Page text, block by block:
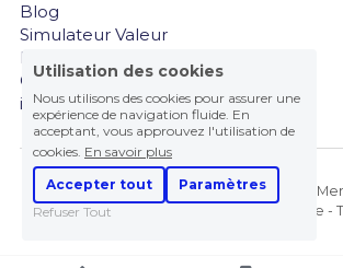
Blog
Simulateur Valeur
Locative
Comprendre l'expertise
immobilière
Imovalio © 2025. Tous droits réservés.
Versailles - Val d'Oise Lille -
Utilisation des cookies
Nous utilisons des cookies pour assurer une
expérience de navigation fluide. En
acceptant, vous approuvez l'utilisation de
cookies. En savoir plus
Accepter tout
Paramètres
Refuser Tout